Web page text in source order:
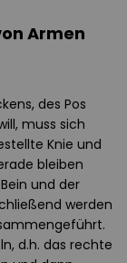
Armen
des Pos
muss sich
Knie und
bleiben
und der
werden
d.h. das rechte